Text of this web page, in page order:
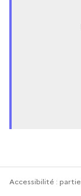
Accessibilité :